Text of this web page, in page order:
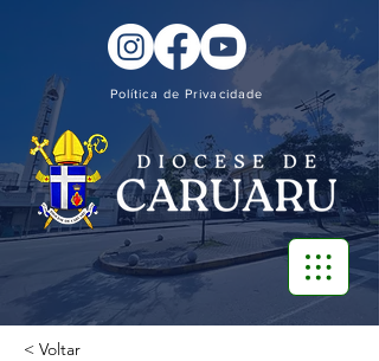
Política de Privacidade
< Voltar